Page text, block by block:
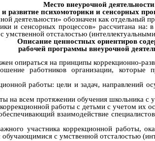
Место внеурочной деятельности
развитие психомоторики и сенсорных
деятельности» обозначен как отдельный
и сенсорных процессов» рассчитана
отсталостью
Описание ценностных ориентиров
рабочей программы внеурочной
опираться на принципы коррекционно-
работников организации,
работы: цели и задач, направлений
на всем протяжении обучения школьника с
работы с детьми с учетом их
взаимодействие
участника коррекционной работы,
с умственной отсталостью